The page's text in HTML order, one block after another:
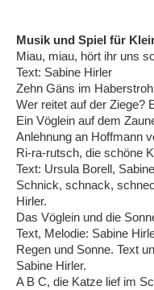
Musik und Spiel für
Miau, miau, hört ihr uns
Text: Sabine Hirler
Zehn Gäns im
Wer reitet auf der Ziege?
Ein Vöglein auf dem
Anlehnung an Hoffmann
Ri-ra-rutsch, die schöne
Text: Ursula Borell,
Schnick, schnack,
Hirler.
Das Vöglein und die
Text, Melodie: Sabine
Regen und Sonne. Text
Sabine Hirler.
A B C, die Katze lief im